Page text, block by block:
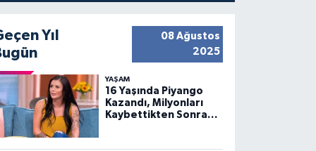
Yıl
08 Ağustos
2025
YAŞAM
16 Yaşında Piyango
Kazandı, Milyonları
Kaybettikten Sonra